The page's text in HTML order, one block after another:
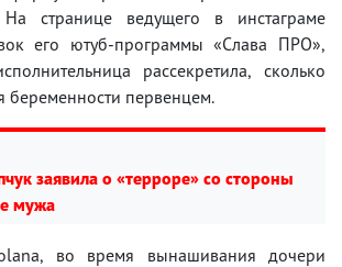
странице ведущего в инстаграме
его ютуб-программы «Слава ПРО»,
рассекретила, сколько
беременности первенцем.
заявила о «терроре» со стороны
мужа
во время вынашивания дочери